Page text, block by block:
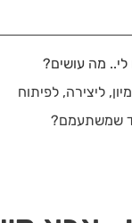
מה עושים?
ליצירה, לפיתוח
שמשתעמם?